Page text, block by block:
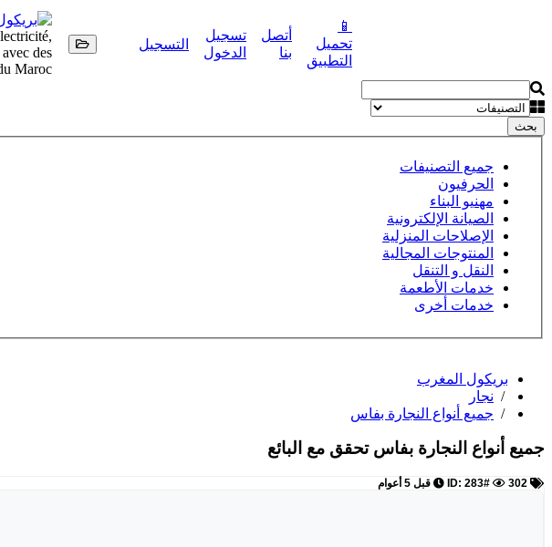
des
Maroc.
📱
تحميل
التطبيق
أتصل
بنا
تسجيل
الدخول
التسجيل
بحث
جميع التصنيفات
الحرفيون
مهنيو البناء
الصيانة الإلكترونية
الإصلاحات المنزلية
المنتوجات المجالية
النقل و التنقل
خدمات الأطعمة
خدمات أخرى
بريكول المغرب
/ نجار
/ جميع أنواع النجارة بفاس
جميع أنواع النجارة بفاس تحقق مع البائع
302 قبل 5 أعوام